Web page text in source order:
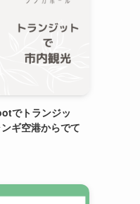
でトランジッ
ギ空港からでて